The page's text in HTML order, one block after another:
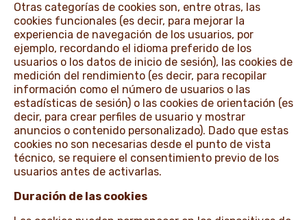
Otras categorías de cookies son, entre otras, las
cookies funcionales (es decir, para mejorar la
experiencia de navegación de los usuarios, por
ejemplo, recordando el idioma preferido de los
usuarios o los datos de inicio de sesión), las cookies de
medición del rendimiento (es decir, para recopilar
información como el número de usuarios o las
estadísticas de sesión) o las cookies de orientación (es
decir, para crear perfiles de usuario y mostrar
anuncios o contenido personalizado). Dado que estas
cookies no son necesarias desde el punto de vista
técnico, se requiere el consentimiento previo de los
usuarios antes de activarlas.
Duración de las cookies